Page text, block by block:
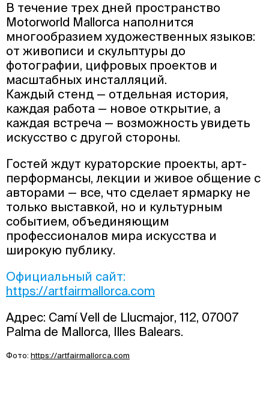
В течение трех дней пространство
Motorworld Mallorca наполнится
многообразием художественных языков:
от живописи и скульптуры до
фотографии, цифровых проектов и
масштабных инсталляций.
Каждый стенд — отдельная история,
каждая работа — новое открытие, а
каждая встреча — возможность увидеть
искусство с другой стороны.
Гостей ждут кураторские проекты, арт-
перформансы, лекции и живое общение с
авторами — все, что сделает ярмарку не
только выставкой, но и культурным
событием, объединяющим
профессионалов мира искусства и
широкую публику.
Официальный сайт:
https://artfairmallorca.com
Адрес: Camí Vell de Llucmajor, 112, 07007
Palma de Mallorca, Illes Balears.
Фото: https://artfairmallorca.com